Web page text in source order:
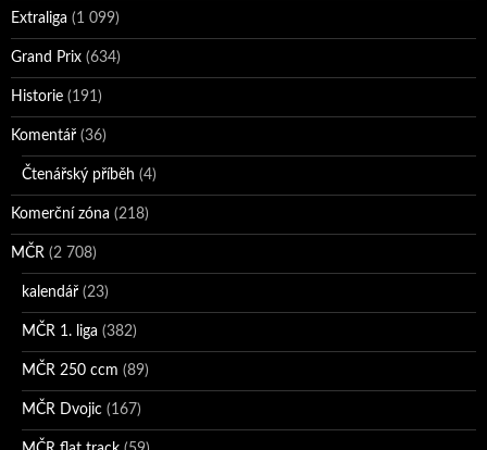
Extraliga (1 099)
Grand Prix (634)
Historie (191)
Komentář (36)
Čtenářský příběh (4)
Komerční zóna (218)
MČR (2 708)
kalendář (23)
MČR 1. liga (382)
MČR 250 ccm (89)
MČR Dvojic (167)